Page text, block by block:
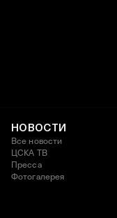
НОВОСТИ
Все новости
ЦСКА ТВ
Пресса
Фотогалерея